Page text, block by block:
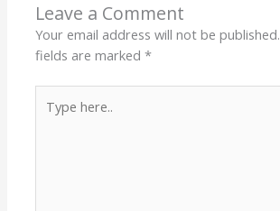
Leave a Comment
Your email address will not be published.
fields are marked*
here..